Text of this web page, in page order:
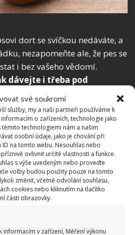
své soukromí
služby, my a naši partneři používáme k
o zařízeních, technologie jako
technologiemi nám a našim
osobní údaje, jako je chování při
na tomto webu. Nesouhlas nebo
ovlivnit určité vlastnosti a funkce.
s výše uvedeným nebo proveďte
volby budou použity pouze na tomto
změnit, včetně odvolání souhlasu,
cookies nebo kliknutím na tlačítko
části obrazovky.
v zařízení, Měření výkonu
dort se svíčkou nedáváte, a
nezapomeňte ale, že pes se
i bez vašeho vědomí.
dávejte i třeba pod
, kde se mohou objevit jako
si určitě přečtěte,